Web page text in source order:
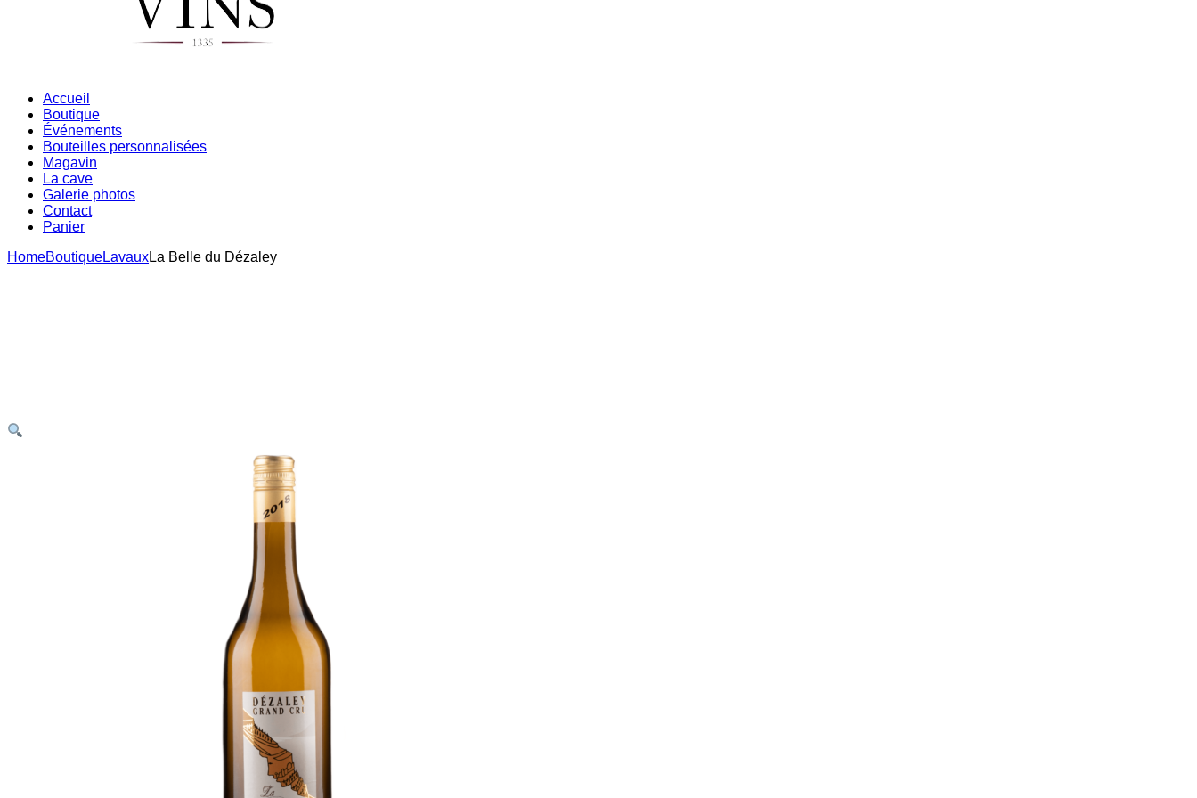
Accueil
Boutique
Événements
Bouteilles personnalisées
Magavin
La cave
Galerie photos
Contact
Panier
HomeBoutiqueLavauxLa Belle du Dézaley